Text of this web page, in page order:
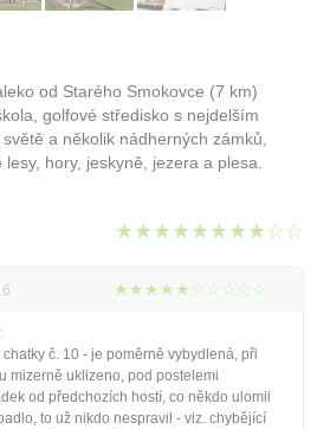
od Starého Smokovce (7 km)
golfové středisko s nejdelším
a několik nádherných zámků,
hory, jeskyně, jezera a plesa.
★★★★★★★★☆☆
★★★★★☆☆☆☆☆
č. 10 - je poměrně vybydlená, při
mizerně uklizeno, pod postelemi
od předchozích hostí, co někdo ulomil
to už nikdo nespravil - viz. chybějící